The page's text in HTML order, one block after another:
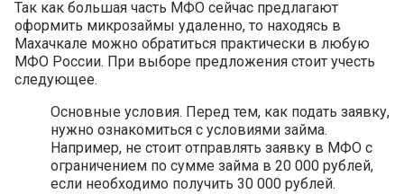
Так как большая часть МФО сейчас предлагают
оформить микрозаймы удаленно, то находясь в
Махачкале можно обратиться практически в любую
МФО России. При выборе предложения стоит учесть
следующее.
Основные условия. Перед тем, как подать заявку,
нужно ознакомиться с условиями займа.
Например, не стоит отправлять заявку в МФО с
ограничением по сумме займа в 20 000 рублей,
если необходимо получить 30 000 рублей.